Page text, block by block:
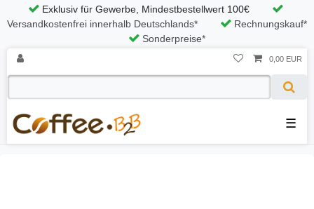
Exklusiv für Gewerbe, Mindestbestellwert 100€
Versandkostenfrei innerhalb Deutschlands*
Rechnungskauf*
Sonderpreise*
☰
0,00 EUR